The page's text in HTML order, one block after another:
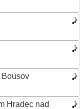
Bousov
Hradec nad